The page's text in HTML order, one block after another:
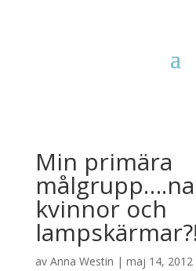
Min primära
kvinnor och
av Anna Westin | maj 14, 2012